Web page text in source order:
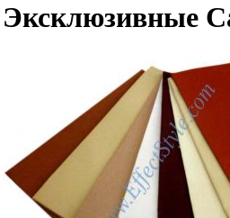
Эксклюзивные